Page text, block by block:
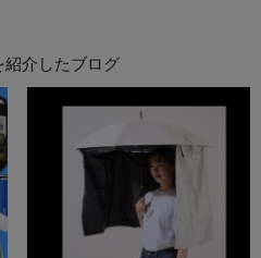
紹介したブログ